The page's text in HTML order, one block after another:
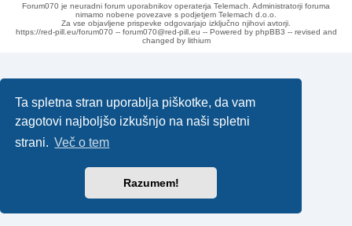
Ta spletna stran uporablja piškotke, da vam
zagotovi najboljšo izkušnjo na naši spletni
strani. Več o tem
Razumem!
Forum070 je neuradni forum uporabnikov operaterja Telemach. Administratorji foruma
nimamo nobene povezave s podjetjem Telemach d.o.o.
Za vse objavljene prispevke odgovarjajo izključno njihovi avtorji.
https://red-pill.eu/forum070 -- forum070@red-pill.eu -- Powered by phpBB3 -- revised and
changed by lithium